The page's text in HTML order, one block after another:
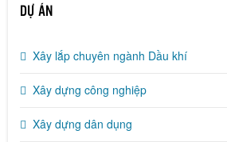
DỰ ÁN
Xây lắp chuyên ngành Dầu khí
Xây dựng công nghiệp
Xây dựng dân dụng